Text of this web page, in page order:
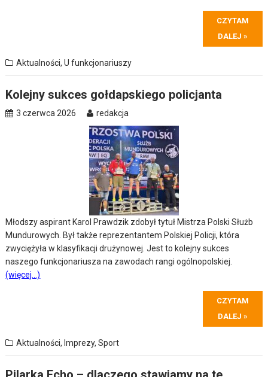
CZYTAM
DALEJ »
Aktualności,U funkcjonariuszy
Kolejny sukces gołdapskiego policjanta
3 czerwca 2026 redakcja
Młodszy aspirant Karol Prawdzik zdobył tytuł Mistrza Polski Służb
Mundurowych. Był także reprezentantem Polskiej Policji, która
zwyciężyła w klasyfikacji drużynowej. Jest to kolejny sukces
naszego funkcjonariusza na zawodach rangi ogólnopolskiej.
(więcej…)
CZYTAM
DALEJ »
Aktualności,Imprezy,Sport